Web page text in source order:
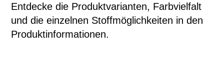
Entdecke die Produktvarianten, Farbvielfalt
und die einzelnen Stoffmöglichkeiten in den
Produktinformationen.